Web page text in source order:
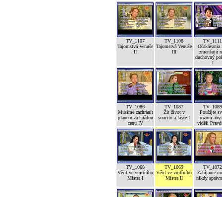
TV_1107
Tajomstvá Venuše
II
TV_1108
Tajomstvá Venuše
III
TV_1111
Očakávania
zmenšujú
duchovný
I
TV_1086
Musíme zachránit
planetu za každou
cenu IV
TV_1087
Žít život v
soucitu a lásce I
TV_1089
Použijte
rozum
viděli
TV_1068
Věřit ve vnitřního
Mistra I
TV_1069
Věřit ve vnitřního
Mistra II
TV_1072
Zabíjanie
nikdy